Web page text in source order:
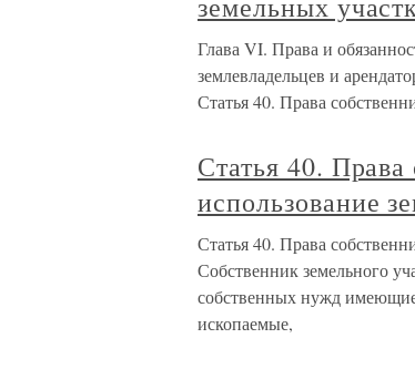
Глава VI. Права и
землевладельцев и
Статья 40. Права
Статья 40.
использование
Статья 40. Права
Собственник земельного
собственных нужд
ископаемые,